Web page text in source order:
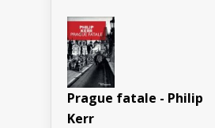
Prague fatale - Philip
Kerr